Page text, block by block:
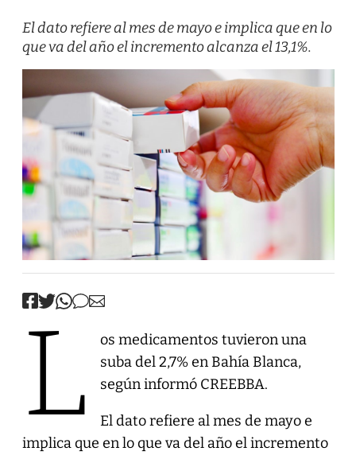
El dato refiere al mes de mayo e implica que en lo
que va del año el incremento alcanza el 13,1%.
L
os medicamentos tuvieron una
suba del 2,7% en Bahía Blanca,
según informó CREEBBA.
El dato refiere al mes de mayo e
implica que en lo que va del año el incremento